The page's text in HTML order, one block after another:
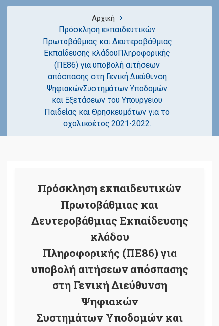
Αρχική
Πρόσκληση εκπαιδευτικών
Πρωτοβάθμιας και Δευτεροβάθμιας
Εκπαίδευσης κλάδουΠληροφορικής
(ΠΕ86) για υποβολή αιτήσεων
απόσπασης στη Γενική Διεύθυνση
ΨηφιακώνΣυστημάτων Υποδομών
και Εξετάσεων του Υπουργείου
Παιδείας και Θρησκευμάτων για το
σχολικόέτος 2021-2022.
Πρόσκληση εκπαιδευτικών
Πρωτοβάθμιας και
Δευτεροβάθμιας Εκπαίδευσης
κλάδου
Πληροφορικής (ΠΕ86) για
υποβολή αιτήσεων απόσπασης
στη Γενική Διεύθυνση
Ψηφιακών
Συστημάτων Υποδομών και